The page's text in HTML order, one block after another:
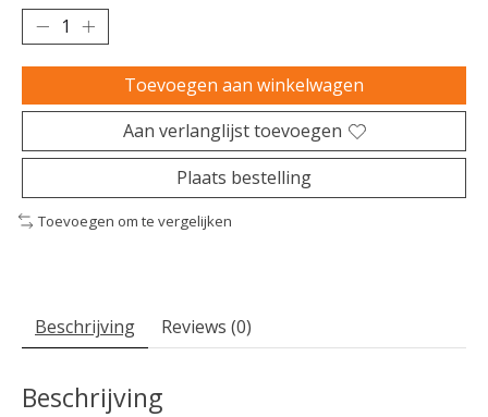
Toevoegen aan winkelwagen
Aan verlanglijst toevoegen
Plaats bestelling
Toevoegen om te vergelijken
Beschrijving Reviews (0)
Beschrijving